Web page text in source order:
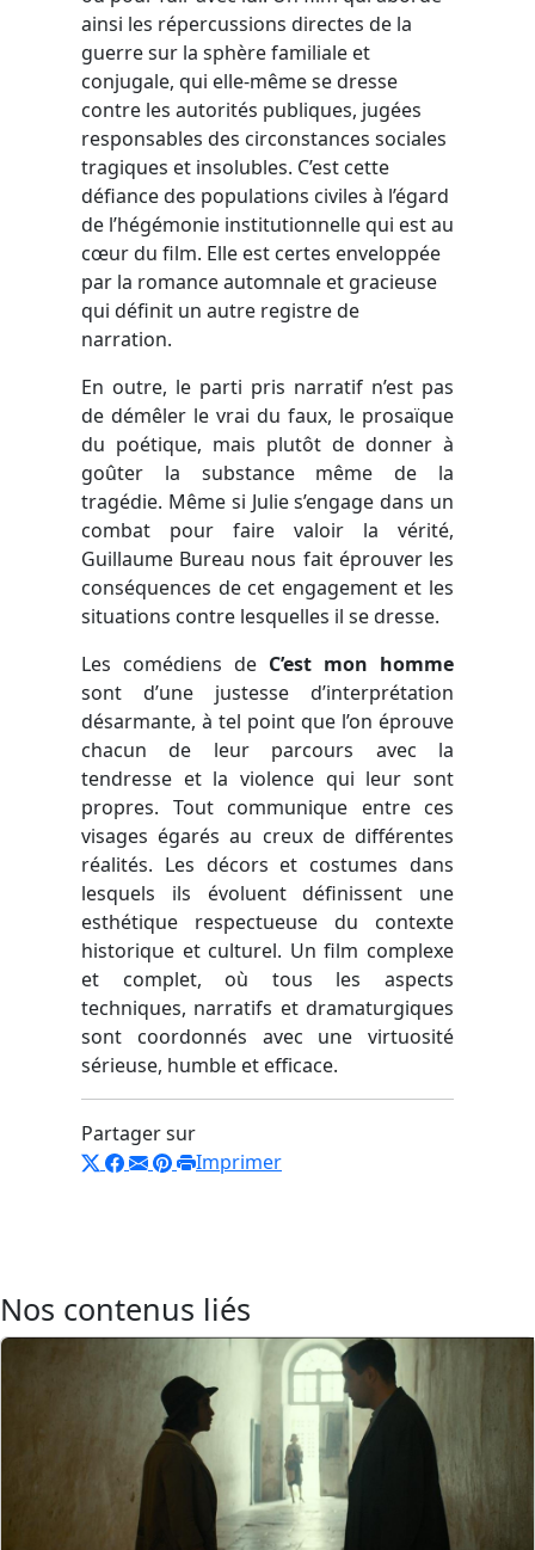
ainsi les répercussions directes de la
guerre sur la sphère familiale et
conjugale, qui elle-même se dresse
contre les autorités publiques, jugées
responsables des circonstances sociales
tragiques et insolubles. C’est cette
défiance des populations civiles à l’égard
de l’hégémonie institutionnelle qui est au
cœur du film. Elle est certes enveloppée
par la romance automnale et gracieuse
qui définit un autre registre de
narration.
En outre, le parti pris narratif n’est pas
de démêler le vrai du faux, le prosaïque
du poétique, mais plutôt de donner à
goûter la substance même de la
tragédie. Même si Julie s’engage dans un
combat pour faire valoir la vérité,
Guillaume Bureau nous fait éprouver les
conséquences de cet engagement et les
situations contre lesquelles il se dresse.
Les comédiens de C’est mon homme
sont d’une justesse d’interprétation
désarmante, à tel point que l’on éprouve
chacun de leur parcours avec la
tendresse et la violence qui leur sont
propres. Tout communique entre ces
visages égarés au creux de différentes
réalités. Les décors et costumes dans
lesquels ils évoluent définissent une
esthétique respectueuse du contexte
historique et culturel. Un film complexe
et complet, où tous les aspects
techniques, narratifs et dramaturgiques
sont coordonnés avec une virtuosité
sérieuse, humble et efficace.
Partager sur
Imprimer
Nos contenus liés